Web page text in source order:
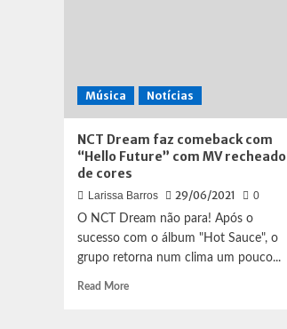
Música Notícias
NCT Dream faz comeback com
“Hello Future” com MV recheado
de cores
Larissa Barros 29/06/2021
0
O NCT Dream não para! Após o
sucesso com o álbum "Hot Sauce", o
grupo retorna num clima um pouco...
Read MoreRead